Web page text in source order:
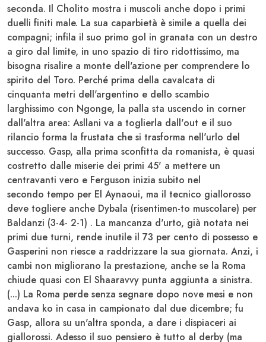
seconda. Il Cholito mostra i muscoli anche dopo i primi
duelli finiti male. La sua caparbietà è simile a quella dei
compagni; infila il suo primo gol in granata con un destro
a giro dal limite, in uno spazio di tiro ridottissimo, ma
bisogna risalire a monte dell'azione per comprendere lo
spirito del Toro. Perché prima della cavalcata di
cinquanta metri dell'argentino e dello scambio
larghissimo con Ngonge, la palla sta uscendo in corner
dall'altra area: Asllani va a toglierla dall'out e il suo
rilancio forma la frustata che si trasforma nell'urlo del
successo. Gasp, alla prima sconfitta da romanista, è quasi
costretto dalle miserie dei primi 45' a mettere un
centravanti vero e Ferguson inizia subito nel
secondo tempo per El Aynaoui, ma il tecnico giallorosso
deve togliere anche Dybala (risentimen-to muscolare) per
Baldanzi (3-4- 2-1) . La mancanza d'urto, già notata nei
primi due turni, rende inutile il 73 per cento di possesso e
Gasperini non riesce a raddrizzare la sua giornata. Anzi, i
cambi non migliorano la prestazione, anche se la Roma
chiude quasi con El Shaaravvy punta aggiunta a sinistra.
(...) La Roma perde senza segnare dopo nove mesi e non
andava ko in casa in campionato dal due dicembre; fu
Gasp, allora su un'altra sponda, a dare i dispiaceri ai
giallorossi. Adesso il suo pensiero è tutto al derby (ma